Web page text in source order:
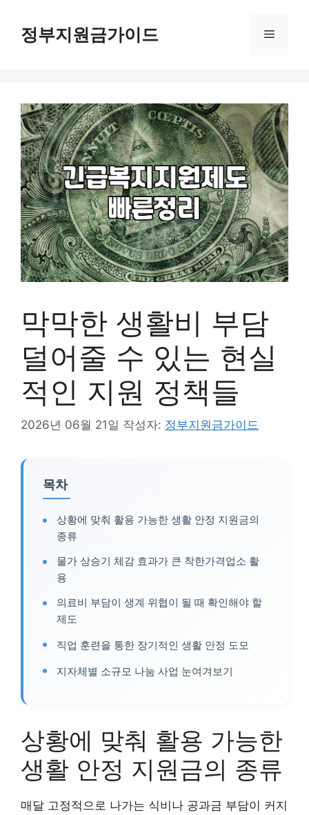
정부지원금가이드 메
막막한 생활비 부담
덜어줄 수 있는 현실
적인 지원 정책들
2026년 06월 21일 작성자: 정부지원금가이드
목차
상황에 맞춰 활용 가능한 생활 안정 지원금의
종류
물가 상승기 체감 효과가 큰 착한가격업소 활
용
의료비 부담이 생계 위협이 될 때 확인해야 할
제도
직업 훈련을 통한 장기적인 생활 안정 도모
지자체별 소규모 나눔 사업 눈여겨보기
상황에 맞춰 활용 가능한
생활 안정 지원금의 종류
매달 고정적으로 나가는 식비나 공과금 부담이 커지